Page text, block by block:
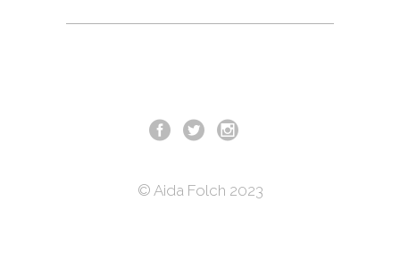
© Aida Folch 2023